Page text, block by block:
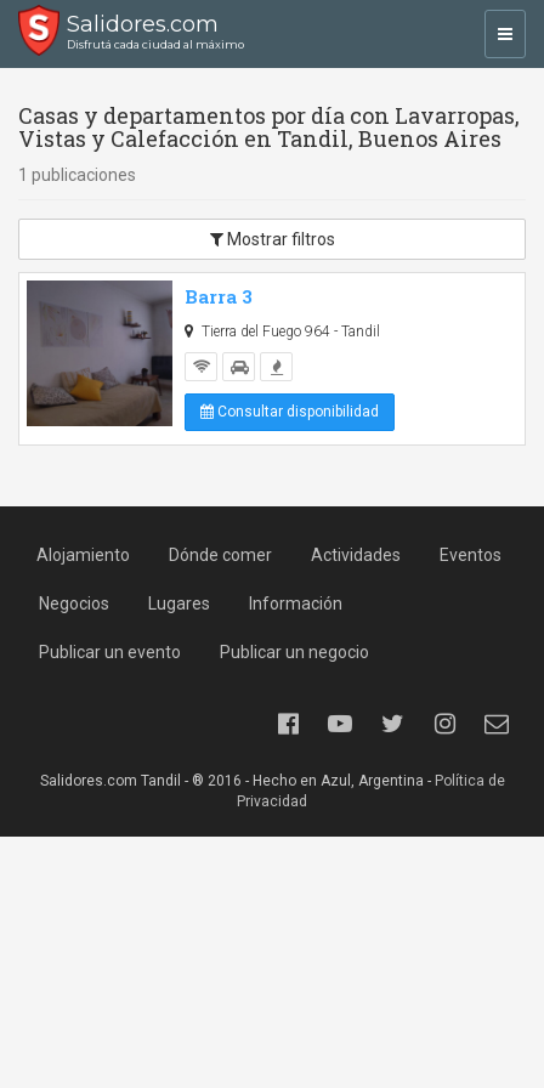
Salidores.com
Disfrutá cada ciudad al máximo
Casas y departamentos por día con Lavarropas,
Vistas y Calefacción en Tandil, Buenos Aires
1 publicaciones
Mostrar filtros
Barra 3
Tierra del Fuego 964 - Tandil
Consultar disponibilidad
Alojamiento Dónde comer Actividades Eventos
Negocios Lugares Información
Publicar un evento Publicar un negocio
Salidores.com Tandil - ® 2016 - Hecho en Azul, Argentina - Política de
Privacidad